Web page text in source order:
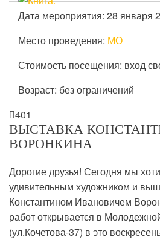
Дата мероприятия: 28 января
Место проведения: МО
Стоимость посещения: вход
Возраст: без ограничений
401
ВЫСТАВКА
ВОРОНКИНА
Дорогие друзья! Сегодня мы
удивительным художником и
Константином Ивановичем
работ открывается в
(ул.Кочетова-37) в это